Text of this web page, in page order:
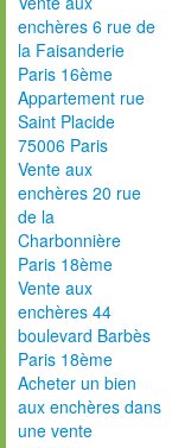
enchères 6 rue de
la Faisanderie
Paris 16ème
Appartement rue
Saint Placide
75006 Paris
Vente aux
enchères 20 rue
de la
Charbonnière
Paris 18ème
Vente aux
enchères 44
boulevard Barbès
Paris 18ème
Acheter un bien
aux enchères dans
une vente